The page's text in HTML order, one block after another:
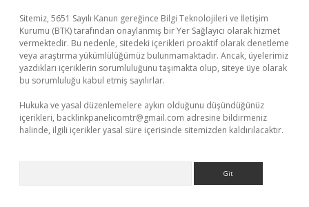
Sitemiz, 5651 Sayılı Kanun gereğince Bilgi Teknolojileri ve İletişim
Kurumu (BTK) tarafından onaylanmış bir Yer Sağlayıcı olarak hizmet
vermektedir. Bu nedenle, sitedeki içerikleri proaktif olarak denetleme
veya araştırma yükümlülüğümüz bulunmamaktadır. Ancak, üyelerimiz
yazdıkları içeriklerin sorumluluğunu taşımakta olup, siteye üye olarak
bu sorumluluğu kabul etmiş sayılırlar.
Hukuka ve yasal düzenlemelere aykırı olduğunu düşündüğünüz
içerikleri, backlinkpanelicomtr@gmail.com adresine bildirmeniz
halinde, ilgili içerikler yasal süre içerisinde sitemizden kaldırılacaktır.